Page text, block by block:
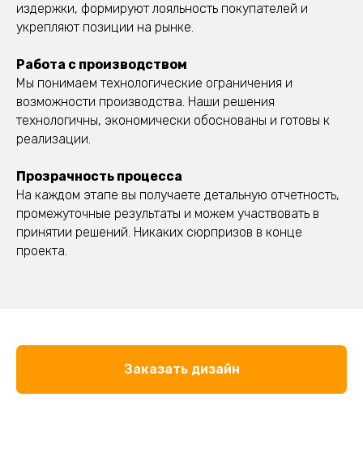
издержки, формируют лояльность покупателей и
укрепляют позиции на рынке.
Работа с производством
Мы понимаем технологические ограничения и
возможности производства. Наши решения
технологичны, экономически обоснованы и готовы к
реализации.
Прозрачность процесса
На каждом этапе вы получаете детальную отчетность,
промежуточные результаты и можем участвовать в
принятии решений. Никаких сюрпризов в конце
проекта.
Заказать дизайн